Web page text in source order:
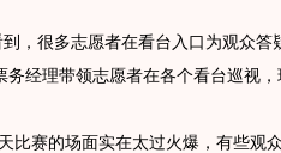
很多志愿者在看台入口为观众答
经理带领志愿者在各个看台巡视，
赛的场面实在太过火爆，有些观